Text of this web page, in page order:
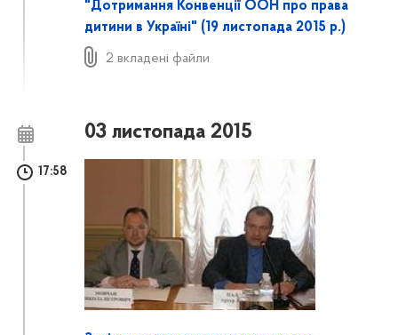
"Дотримання Конвенції ООН про права
дитини в Україні" (19 листопада 2015 р.)
2 вкладені файли
03 листопада 2015
17:58